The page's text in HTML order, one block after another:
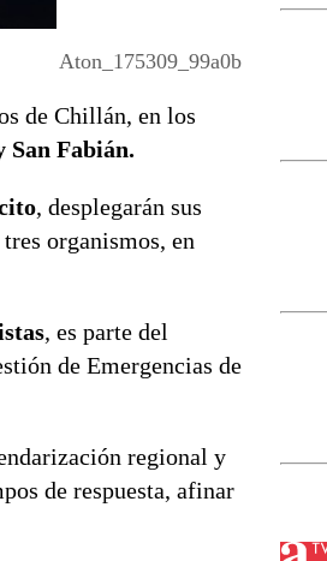
Aton_175309_99a0b
de Chillán, en los
San Fabián.
, desplegarán sus
organismos, en
, es parte del
de Emergencias de
regional y
de respuesta, afinar